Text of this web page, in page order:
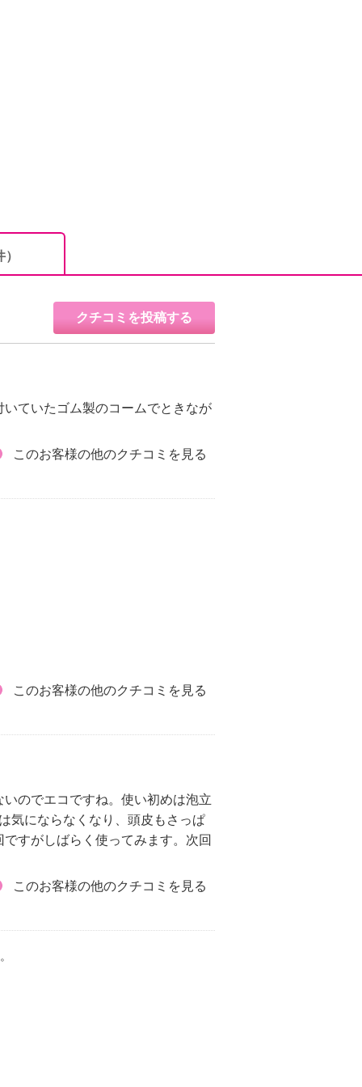
クチコミを投稿する
ていたゴム製のコームでときなが
このお客様の他のクチコミを見る
このお客様の他のクチコミを見る
のでエコですね。使い初めは泡立
気にならなくなり、頭皮もさっぱ
すがしばらく使ってみます。次回
このお客様の他のクチコミを見る